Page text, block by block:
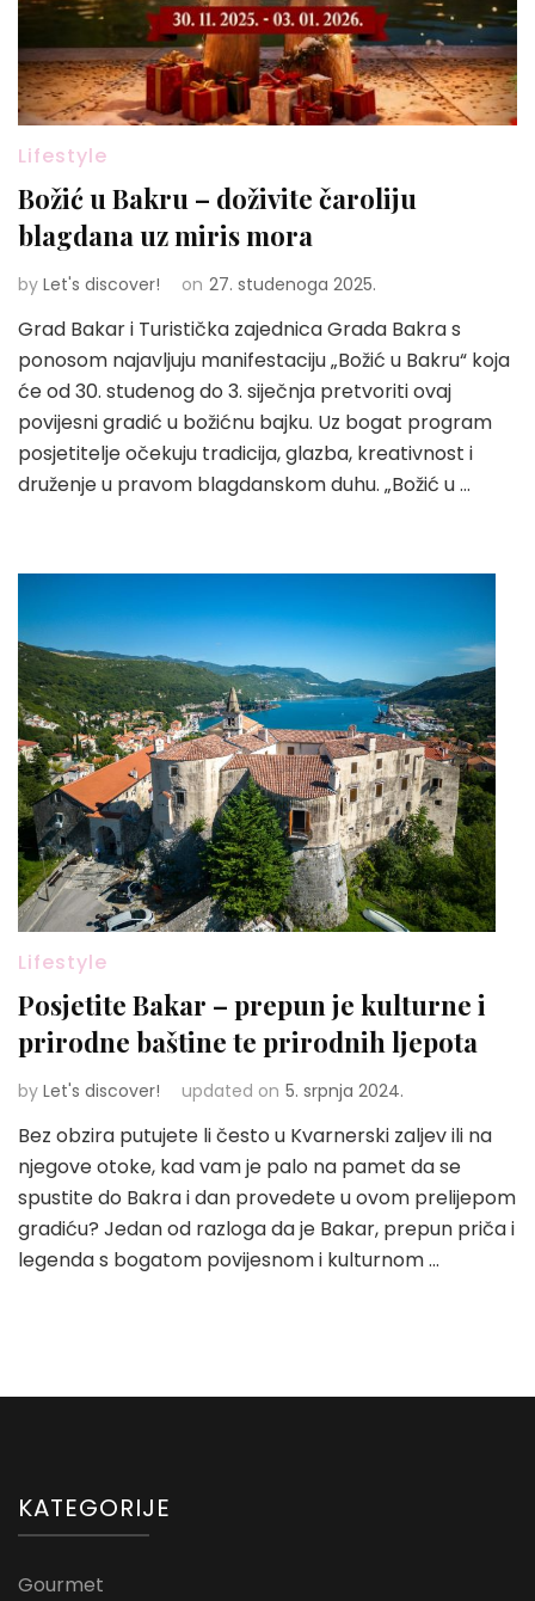
Lifestyle
Božić u Bakru – doživite čaroliju
blagdana uz miris mora
by Let's discover! on 27. studenoga 2025.
Grad Bakar i Turistička zajednica Grada Bakra s
ponosom najavljuju manifestaciju „Božić u Bakru“ koja
će od 30. studenog do 3. siječnja pretvoriti ovaj
povijesni gradić u božićnu bajku. Uz bogat program
posjetitelje očekuju tradicija, glazba, kreativnost i
druženje u pravom blagdanskom duhu. „Božić u …
Lifestyle
Posjetite Bakar – prepun je kulturne i
prirodne baštine te prirodnih ljepota
by Let's discover! updated on 5. srpnja 2024.
Bez obzira putujete li često u Kvarnerski zaljev ili na
njegove otoke, kad vam je palo na pamet da se
spustite do Bakra i dan provedete u ovom prelijepom
gradiću? Jedan od razloga da je Bakar, prepun priča i
legenda s bogatom povijesnom i kulturnom …
KATEGORIJE
Gourmet